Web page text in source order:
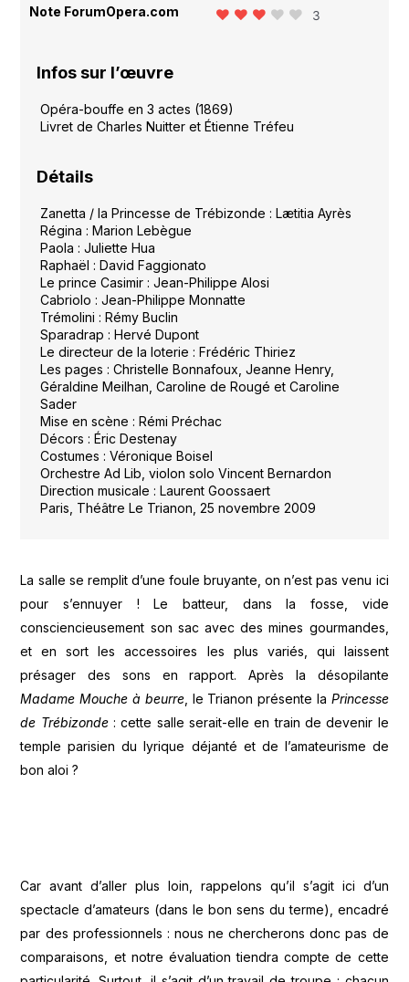
Note ForumOpera.com 3
Infos sur l’œuvre
Opéra-bouffe en 3 actes (1869)
Livret de Charles Nuitter et Étienne Tréfeu
Détails
Zanetta / la Princesse de Trébizonde : Lætitia Ayrès
Régina : Marion Lebègue
Paola : Juliette Hua
Raphaël : David Faggionato
Le prince Casimir : Jean-Philippe Alosi
Cabriolo : Jean-Philippe Monnatte
Trémolini : Rémy Buclin
Sparadrap : Hervé Dupont
Le directeur de la loterie : Frédéric Thiriez
Les pages : Christelle Bonnafoux, Jeanne Henry,
Géraldine Meilhan, Caroline de Rougé et Caroline
Sader
Mise en scène : Rémi Préchac
Décors : Éric Destenay
Costumes : Véronique Boisel
Orchestre Ad Lib, violon solo Vincent Bernardon
Direction musicale : Laurent Goossaert
Paris, Théâtre Le Trianon, 25 novembre 2009
La salle se remplit d’une foule bruyante, on n’est pas venu ici
pour s’ennuyer ! Le batteur, dans la fosse, vide
consciencieusement son sac avec des mines gourmandes,
et en sort les accessoires les plus variés, qui laissent
présager des sons en rapport. Après la désopilante
Madame Mouche à beurre, le Trianon présente la Princesse
de Trébizonde: cette salle serait-elle en train de devenir le
temple parisien du lyrique déjanté et de l’amateurisme de
bon aloi ?
Car avant d’aller plus loin, rappelons qu’il s’agit ici d’un
spectacle d’amateurs (dans le bon sens du terme), encadré
par des professionnels : nous ne chercherons donc pas de
comparaisons, et notre évaluation tiendra compte de cette